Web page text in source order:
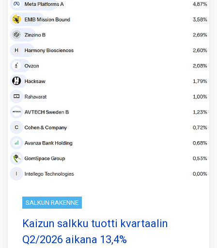
SALKUN RAKENNE
Kaizun salkku tuotti kvartaalin
Q2/2026 aikana 13,4%